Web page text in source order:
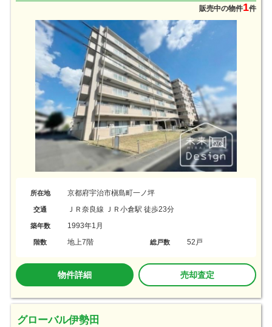
販売中の物件1件
所在地 京都府宇治市槇島町一ノ坪
交通 ＪＲ奈良線 ＪＲ小倉駅 徒歩23分
築年数 1993年1月
階数 地上7階 総戸数 52戸
物件詳細 売却査定
グローバル伊勢田